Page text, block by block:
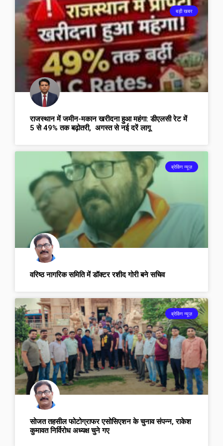
बड़ी खबर
राजस्थान में जमीन-मकान खरीदना हुआ महंगा: डीएलसी रेट में
5 से 49% तक बढ़ोतरी, अगस्त से नई दरें लागू
ब्रेकिंग न्यूज़
वरिष्ठ नागरिक समिति में डॉक्टर रशीद गोरी बने सचिव
ब्रेकिंग न्यूज़
सोजत तहसील फोटोग्राफर एसोसिएशन के चुनाव संपन्न, राकेश
कुमावत निर्विरोध अध्यक्ष चुने गए